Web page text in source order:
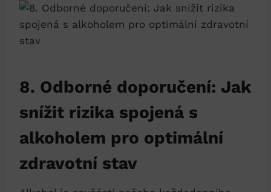
8. Odborné doporučení: Jak
snížit rizika spojená s
alkoholem pro optimální
zdravotní stav